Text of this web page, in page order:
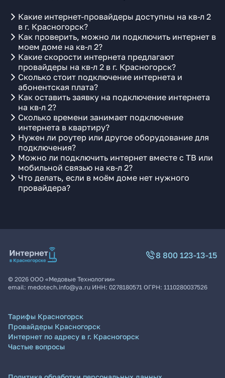
Какие интернет-провайдеры доступны на кв-л 2
в г. Красногорск?
Как проверить, можно ли подключить интернет в
моем доме на кв-л 2?
Какие скорости интернета предлагают
провайдеры на кв-л 2 в г. Красногорск?
Сколько стоит подключение интернета и
абонентская плата?
Как оставить заявку на подключение интернета
на кв-л 2?
Сколько времени занимает подключение
интернета в квартиру?
Нужен ли роутер или другое оборудование для
подключения?
Можно ли подключить интернет вместе с ТВ или
мобильной связью на кв-л 2?
Что делать, если в моём доме нет нужного
провайдера?
8 800 123-13-15
© 2026 ООО «Медовые Технологии»
email: medotech.info@ya.ru ИНН: 0278180571 ОГРН: 1110280037526
Тарифы Красногорск
Провайдеры Красногорск
Интернет по адресу в г. Красногорск
Частые вопросы